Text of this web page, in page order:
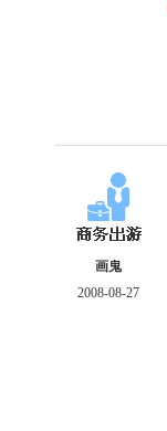
画鬼
2008-08-27